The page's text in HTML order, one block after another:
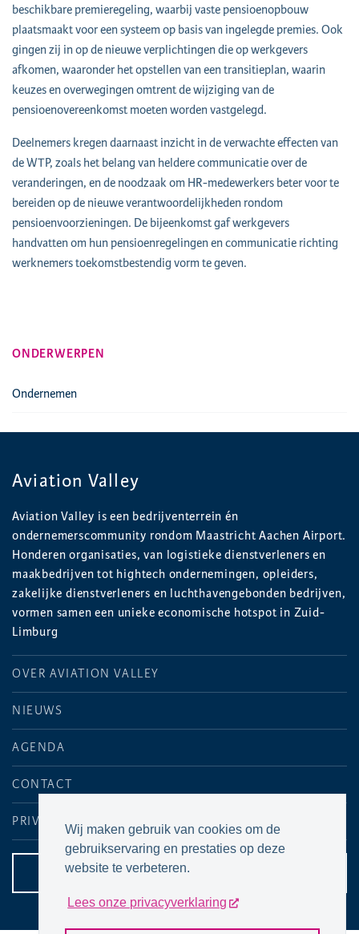
Wij maken gebruik van cookies om de
gebruikservaring en prestaties op deze
website te verbeteren.
Lees onze privacyverklaring
beschikbare premieregeling, waarbij vaste pensioenopbouw
plaatsmaakt voor een systeem op basis van ingelegde premies. Ook
gingen zij in op de nieuwe verplichtingen die op werkgevers
afkomen, waaronder het opstellen van een transitieplan, waarin
keuzes en overwegingen omtrent de wijziging van de
pensioenovereenkomst moeten worden vastgelegd.
Deelnemers kregen daarnaast inzicht in de verwachte effecten van
de WTP, zoals het belang van heldere communicatie over de
veranderingen, en de noodzaak om HR-medewerkers beter voor te
bereiden op de nieuwe verantwoordelijkheden rondom
pensioenvoorzieningen. De bijeenkomst gaf werkgevers
handvatten om hun pensioenregelingen en communicatie richting
werknemers toekomstbestendig vorm te geven.
ONDERWERPEN
Ondernemen
Aviation Valley
Aviation Valley is een bedrijventerrein én
ondernemerscommunity rondom Maastricht Aachen Airport.
Honderen organisaties, van logistieke dienstverleners en
maakbedrijven tot hightech ondernemingen, opleiders,
zakelijke dienstverleners en luchthavengebonden bedrijven,
vormen samen een unieke economische hotspot in Zuid-
Limburg
OVER AVIATION VALLEY
NIEUWS
AGENDA
CONTACT
PRIVACYVERKLARING
CONTACTPAGINA